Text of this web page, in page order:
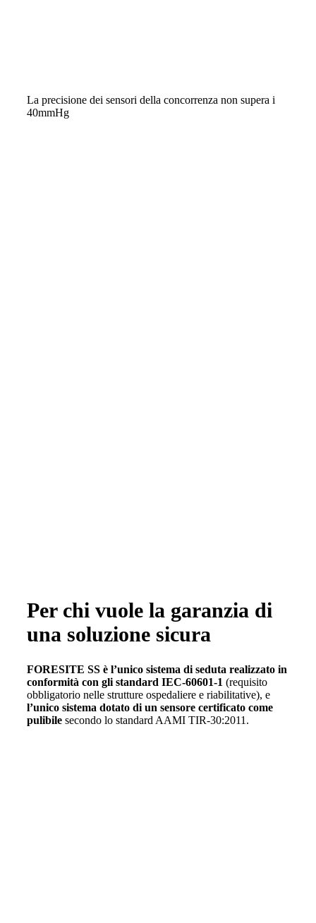
La precisione dei sensori della concorrenza non supera i
40mmHg
Per chi vuole la garanzia di
una soluzione sicura
FORESITE SS è l’unico sistema di seduta realizzato in
conformità con gli standard IEC-60601-1 (requisito
obbligatorio nelle strutture ospedaliere e riabilitative), e
l’unico sistema dotato diun sensore certificato come
pulibile secondo lo standard AAMI TIR-30:2011.